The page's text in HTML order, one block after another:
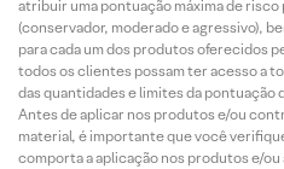
atribuir uma pontuação máxima de
(conservador, moderado e agressivo),
para cada um dos produtos oferecidos
todos os clientes possam ter acesso a
das quantidades e limites da pontuação
Antes de aplicar nos produtos e/ou
material, é importante que você
comporta a aplicação nos produtos e/